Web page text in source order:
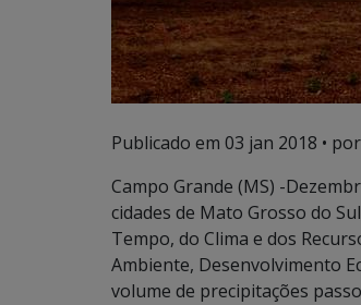
Publicado em 03 jan 2018 •
Campo Grande (MS) -
cidades de Mato Grosso do
Tempo, do Clima e dos
Ambiente, Desenvolvimento
volume de precipitações